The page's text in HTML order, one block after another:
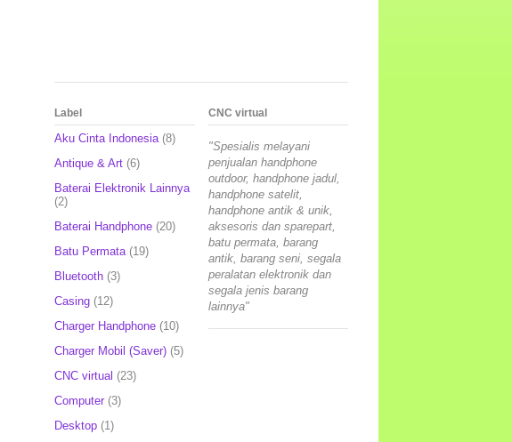
Label
Aku Cinta Indonesia (8)
Antique & Art (6)
Baterai Elektronik Lainnya
(2)
Baterai Handphone (20)
Batu Permata (19)
Bluetooth (3)
Casing (12)
Charger Handphone (10)
Charger Mobil (Saver) (5)
CNC virtual (23)
Computer (3)
Desktop (1)
CNC virtual
"Spesialis melayani
penjualan handphone
outdoor, handphone jadul,
handphone satelit,
handphone antik & unik,
aksesoris dan sparepart,
batu permata, barang
antik, barang seni, segala
peralatan elektronik dan
segala jenis barang
lainnya"